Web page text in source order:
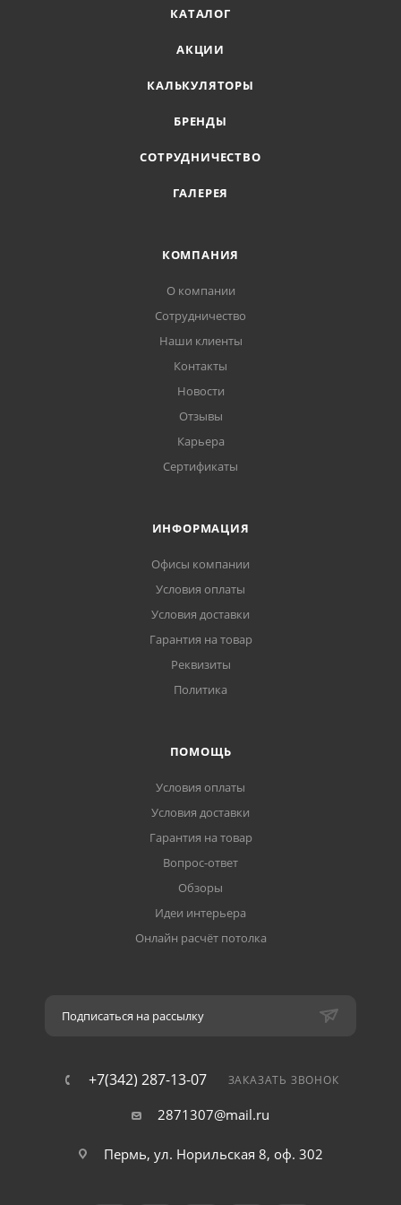
КАТАЛОГ
АКЦИИ
КАЛЬКУЛЯТОРЫ
БРЕНДЫ
СОТРУДНИЧЕСТВО
ГАЛЕРЕЯ
КОМПАНИЯ
О компании
Сотрудничество
Наши клиенты
Контакты
Новости
Отзывы
Карьера
Сертификаты
ИНФОРМАЦИЯ
Офисы компании
Условия оплаты
Условия доставки
Гарантия на товар
Реквизиты
Политика
ПОМОЩЬ
Условия оплаты
Условия доставки
Гарантия на товар
Вопрос-ответ
Обзоры
Идеи интерьера
Онлайн расчёт потолка
Подписаться на рассылку
+7(342) 287-13-07 ЗАКАЗАТЬ ЗВОНОК
2871307@mail.ru
Пермь, ул. Норильская 8, оф. 302